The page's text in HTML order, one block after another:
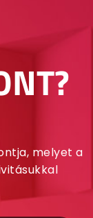
melyet a